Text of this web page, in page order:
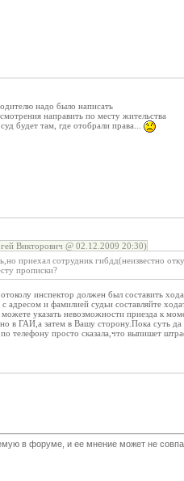
надо было написать
направить по месту жительства
будет там, где отобрали права...
Викторович @ 02.12.2009 20:30)
приехал сотрудник гибдд(неизвестно
прописки?
инспектор должен был составить
с адресом и фамилией судьи составляйте
указать невозможности приезда к
в ГАИ,а затем в Вашу сторону.Пока суть
по телефону просто сказала,что выпишет
в форуме, и ее мнение может не